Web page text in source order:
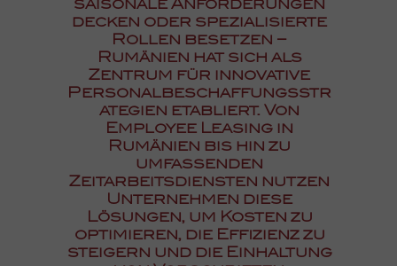
saisonale Anforderungen
decken oder spezialisierte
Rollen besetzen –
Rumänien hat sich als
Zentrum für innovative
Personalbeschaffungsstr
ategien etabliert. Von
Employee Leasing in
Rumänien bis hin zu
umfassenden
Zeitarbeitsdiensten nutzen
Unternehmen diese
Lösungen, um Kosten zu
optimieren, die Effizienz zu
steigern und die Einhaltung